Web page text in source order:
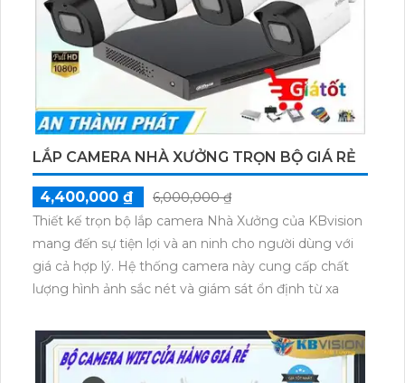
LẮP CAMERA NHÀ XƯỞNG TRỌN BỘ GIÁ RẺ
4,400,000 ₫
6,000,000 ₫
Thiết kế trọn bộ lắp camera Nhà Xưởng của KBvision
mang đến sự tiện lợi và an ninh cho người dùng với
giá cả hợp lý. Hệ thống camera này cung cấp chất
lượng hình ảnh sắc nét và giám sát ổn định từ xa